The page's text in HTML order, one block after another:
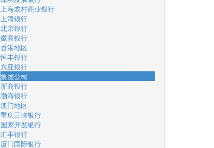
上海农村商业银行
上海银行
北京银行
徽商银行
香港地区
恒丰银行
东亚银行
集团公司
浙商银行
渤海银行
澳门地区
重庆三峡银行
国家开发银行
汇丰银行
厦门国际银行